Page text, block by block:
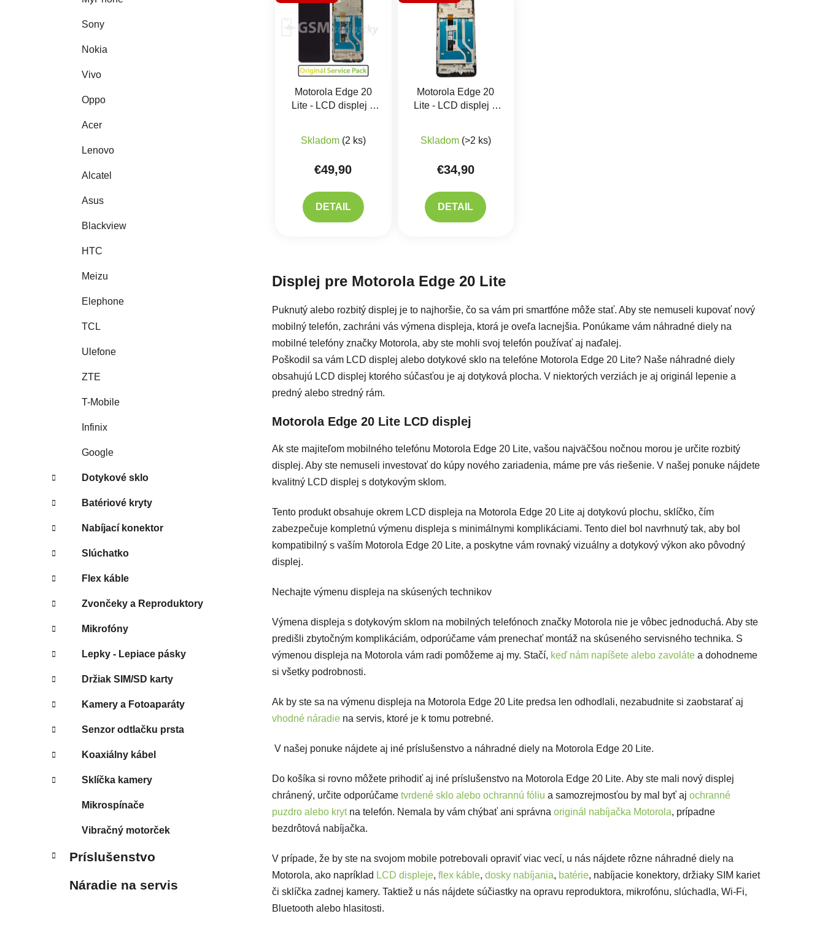
Sony
Nokia
Vivo
Oppo
Acer
Lenovo
Alcatel
Asus
Blackview
HTC
Meizu
Elephone
TCL
Ulefone
ZTE
T-Mobile
Infinix
Google
Dotykové sklo
Batériové kryty
Nabíjací konektor
Slúchatko
Flex káble
Zvončeky a Reproduktory
Mikrofóny
Lepky - Lepiace pásky
Držiak SIM/SD karty
Kamery a Fotoaparáty
Senzor odtlačku prsta
Koaxiálny kábel
Sklíčka kamery
Mikrospínače
Vibračný motorček
Príslušenstvo
Náradie na servis
Motorola Edge 20
Lite - LCD displej +
Skladom (2 ks)
€49,90
DETAIL
Motorola Edge 20
Lite - LCD displej +
Skladom (>2 ks)
€34,90
DETAIL
Displej pre Motorola Edge 20 Lite
Puknutý alebo rozbitý displej je to najhoršie, čo sa vám pri smartfóne môže stať. Aby ste nemuseli kupovať nový
mobilný telefón, zachráni vás výmena displeja, ktorá je oveľa lacnejšia. Ponúkame vám náhradné diely na
mobilné telefóny značky Motorola, aby ste mohli svoj telefón používať aj naďalej.
Poškodil sa vám LCD displej alebo dotykové sklo na telefóne Motorola Edge 20 Lite? Naše náhradné diely
obsahujú LCD displej ktorého súčasťou je aj dotyková plocha. V niektorých verziách je aj originál lepenie a
predný alebo stredný rám.
Motorola Edge 20 Lite LCD displej
Ak ste majiteľom mobilného telefónu Motorola Edge 20 Lite, vašou najväčšou nočnou morou je určite rozbitý
displej. Aby ste nemuseli investovať do kúpy nového zariadenia, máme pre vás riešenie. V našej ponuke nájdete
kvalitný LCD displej s dotykovým sklom.
Tento produkt obsahuje okrem LCD displeja na Motorola Edge 20 Lite aj dotykovú plochu, sklíčko, čím
zabezpečuje kompletnú výmenu displeja s minimálnymi komplikáciami. Tento diel bol navrhnutý tak, aby bol
kompatibilný s vaším Motorola Edge 20 Lite, a poskytne vám rovnaký vizuálny a dotykový výkon ako pôvodný
displej.
Nechajte výmenu displeja na skúsených technikov
Výmena displeja s dotykovým sklom na mobilných telefónoch značky Motorola nie je vôbec jednoduchá. Aby ste
predišli zbytočným komplikáciám, odporúčame vám prenechať montáž na skúseného servisného technika. S
výmenou displeja na Motorola vám radi pomôžeme aj my. Stačí, keď nám napíšete alebo zavoláte a dohodneme
si všetky podrobnosti.
Ak by ste sa na výmenu displeja na Motorola Edge 20 Lite predsa len odhodlali, nezabudnite si zaobstarať aj
vhodné náradie na servis, ktoré je k tomu potrebné.
V našej ponuke nájdete aj iné príslušenstvo a náhradné diely na Motorola Edge 20 Lite.
Do košíka si rovno môžete prihodiť aj iné príslušenstvo na Motorola Edge 20 Lite. Aby ste mali nový displej
chránený, určite odporúčame tvrdené sklo alebo ochrannú fóliu a samozrejmosťou by mal byť aj ochranné
puzdro alebo krytna telefón. Nemala by vám chýbať ani správna originál nabíjačka Motorola, prípadne
bezdrôtová nabíjačka.
V prípade, že by ste na svojom mobile potrebovali opraviť viac vecí, u nás nájdete rôzne náhradné diely na
Motorola, ako napríklad LCD displeje, flex káble, dosky nabíjania, batérie, nabíjacie konektory, držiaky SIM kariet
či sklíčka zadnej kamery. Taktiež u nás nájdete súčiastky na opravu reproduktora, mikrofónu, slúchadla, Wi-Fi,
Bluetooth alebo hlasitosti.